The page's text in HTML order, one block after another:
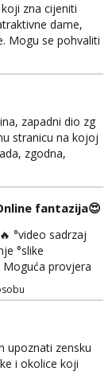
zna cijeniti
dame,
Mogu se pohvaliti
su broj 4,a
prava top
druženje je moj
putovanja ili
- atraktivno i
zapadni dio zg
stranicu na kojoj
zgodna,
fantazija😍
°video sadrzaj
°slike
provjera
toga ne
😉 100% prava i
nećeš moći bez
za uzivo, jer to
isključivo
upoznati zensku
i okolice koji